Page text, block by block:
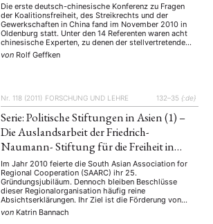
Die erste deutsch-chinesische Konferenz zu Fragen
der Koalitionsfreiheit, des Streikrechts und der
Gewerkschaften in China fand im November 2010 in
Oldenburg statt. Unter den 14 Referenten waren acht
chinesische Experten, zu denen der stellvertretende
Vorsitzende der chinesischen Staatsratskommission
zur Ausarbei- tung eines neuen
von Rolf Geffken
Nr. 118 (2011) FORSCHUNG UND LEHRE 132–35 {:de}
Serie: Politische Stiftungen in Asien (1) –
Die Auslandsarbeit der Friedrich-
Naumann- Stiftung für die Freiheit in
Südasien
Im Jahr 2010 feierte die South Asian Association for
Regional Cooperation (SAARC) ihr 25.
Gründungsjubiläum. Dennoch bleiben Beschlüsse
dieser Regionalorganisation häufig reine
Absichtserklärungen. Ihr Ziel ist die Förderung von
Austauschbeziehungen zwischen den Staaten und
Gesellschaften Südasiens, die allerdings – ob
von Katrin Bannach